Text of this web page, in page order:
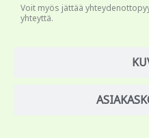
Voit myös jättää
yhteyttä.